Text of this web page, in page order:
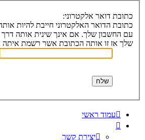
כתובת דואר אלקטרוני:
כתובת הדואר האלקטרוני חייבת להיות
עם החשבון שלך. אם אינך שינית אותה
שלך אז זו אותה הכתובת אשר רשמת איתה
עמוד ראשי
יצירת קשר